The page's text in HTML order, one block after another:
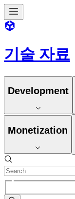
기술 자료
Development
Monetization